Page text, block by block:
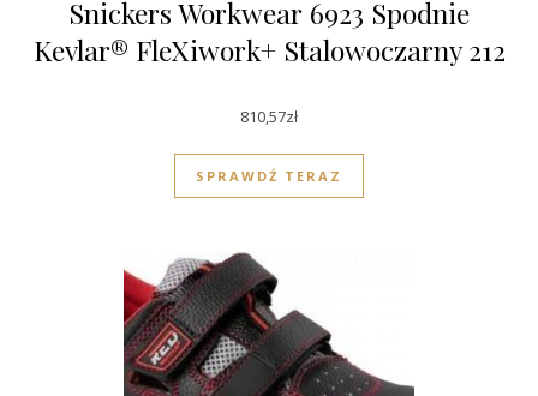
Snickers Workwear 6923 Spodnie
Kevlar® FleXiwork+ Stalowoczarny 212
810,57zł
SPRAWDŹ TERAZ